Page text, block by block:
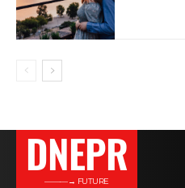
DNEPR
———→ FUTURE